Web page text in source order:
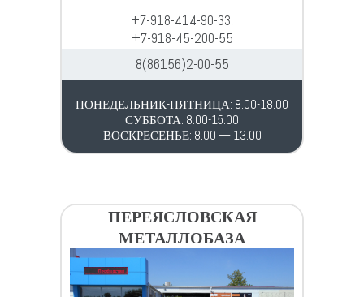
+7-918-414-90-33,
+7-918-45-200-55
8(86156)2-00-55
ПОНЕДЕЛЬНИК-ПЯТНИЦА: 8.00-18.00
СУББОТА: 8.00-15.00
ВОСКРЕСЕНЬЕ: 8.00 — 13.00
ПЕРЕЯСЛОВСКАЯ
МЕТАЛЛОБАЗА